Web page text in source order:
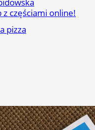
częściami online!
pizza